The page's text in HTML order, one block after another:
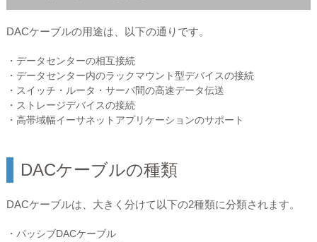
DACケーブルの用途は、以下の通りです。
・データセンターの相互接続
・データセンター内のラックマウント型デバイスの接続
・スイッチ・ルータ・サーバ間の高速データ伝送
・ストレージデバイスの接続
・高帯域幅イーサネットアプリケーションのサポート
DACケーブルの種類
DACケーブルは、大きく分けて以下の2種類に分類されます。
・パッシブDACケーブル